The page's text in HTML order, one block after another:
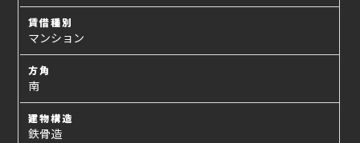
賃借種別
マンション
方角
南
建物構造
鉄骨造